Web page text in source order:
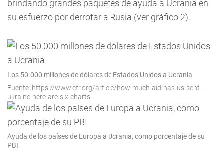
brindando grandes paquetes de ayuda a Ucrania en
su esfuerzo por derrotar a Rusia (ver gráfico 2).
Los 50.000 millones de dólares de Estados Unidos a Ucrania
Fuente: https://www.cfr.org/article/how-much-aid-has-us-sent-
ukraine-here-are-six-charts
Ayuda de los países de Europa a Ucrania, como porcentaje de su
PBI